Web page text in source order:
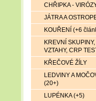
CHŘIPKA -
JÁTRA A
KOUŘENÍ (+6
KREVNÍ SKUPINY,
VZTAHY, CRP
KŘEČOVÉ ŽÍLY
LEDVINY A
(20+)
LUPÉNKA (+5)